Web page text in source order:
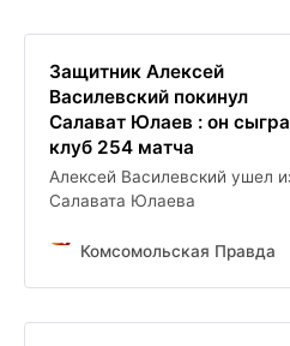
Защитник Алексей
Василевский покинул
Салават Юлаев : он
клуб 254 матча
Алексей Василевский ушел
Салавата Юлаева
Комсомольская Правда